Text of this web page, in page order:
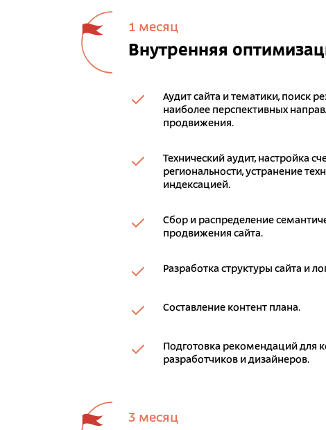
1 месяц
Внутренняя
Аудит сайта и тематики, поиск
наиболее перспективных
продвижения.
Технический аудит, настройка
региональности, устранение
индексацией.
Сбор и распределение
продвижения сайта.
Разработка структуры сайта и
Составление контент плана.
Подготовка рекомендаций для
разработчиков и дизайнеров.
3 месяц